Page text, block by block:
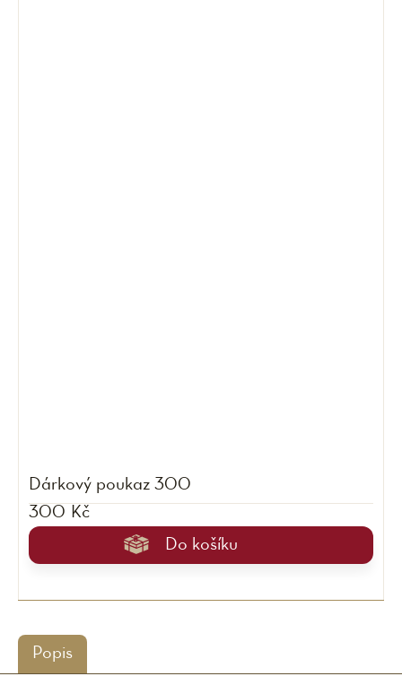
Dárkový poukaz 300
300 Kč
Do košíku
Popis